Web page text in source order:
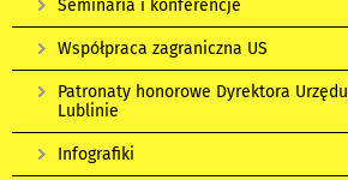
Seminaria i konferencje
Współpraca zagraniczna US
Patronaty honorowe Dyrektora
Lublinie
Infografiki